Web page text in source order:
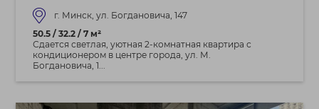
г. Минск, ул. Богдановича, 147
50.5 / 32.2 / 7 м²
Сдается светлая, уютная 2-комнатная квартира с
кондиционером в центре города, ул. М.
Богдановича, 1...